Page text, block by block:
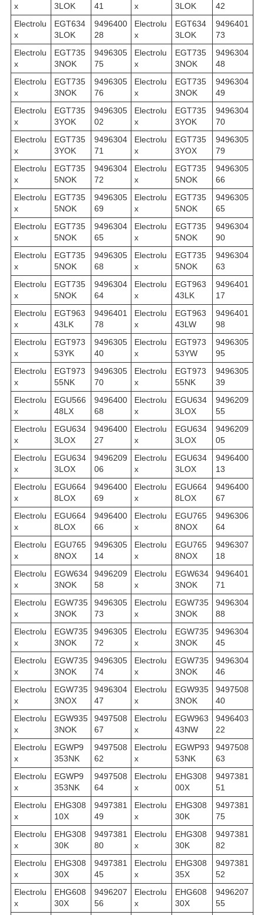
x
3LOK
41
x
3LOK
42
Electrolu
x
EGT634
3LOK
9496400
28
Electrolu
x
EGT634
3LOK
9496401
73
Electrolu
x
EGT735
3NOK
9496305
75
Electrolu
x
EGT735
3NOK
9496304
48
Electrolu
x
EGT735
3NOK
9496305
76
Electrolu
x
EGT735
3NOK
9496304
49
Electrolu
x
EGT735
3YOK
9496305
02
Electrolu
x
EGT735
3YOK
9496304
70
Electrolu
x
EGT735
3YOK
9496304
71
Electrolu
x
EGT735
3YOX
9496305
79
Electrolu
x
EGT735
5NOK
9496304
72
Electrolu
x
EGT735
5NOK
9496305
66
Electrolu
x
EGT735
5NOK
9496305
69
Electrolu
x
EGT735
5NOK
9496305
65
Electrolu
x
EGT735
5NOK
9496304
65
Electrolu
x
EGT735
5NOK
9496304
90
Electrolu
x
EGT735
5NOK
9496305
68
Electrolu
x
EGT735
5NOK
9496304
63
Electrolu
x
EGT735
5NOK
9496304
64
Electrolu
x
EGT963
43LK
9496401
17
Electrolu
x
EGT963
43LK
9496401
78
Electrolu
x
EGT963
43LW
9496401
98
Electrolu
x
EGT973
53YK
9496305
40
Electrolu
x
EGT973
53YW
9496305
95
Electrolu
x
EGT973
55NK
9496305
70
Electrolu
x
EGT973
55NK
9496305
39
Electrolu
x
EGU566
48LX
9496400
68
Electrolu
x
EGU634
3LOX
9496209
55
Electrolu
x
EGU634
3LOX
9496400
27
Electrolu
x
EGU634
3LOX
9496209
05
Electrolu
x
EGU634
3LOX
9496209
06
Electrolu
x
EGU634
3LOX
9496400
13
Electrolu
x
EGU664
8LOX
9496400
69
Electrolu
x
EGU664
8LOX
9496400
67
Electrolu
x
EGU664
8LOX
9496400
66
Electrolu
x
EGU765
8NOX
9496306
64
Electrolu
x
EGU765
8NOX
9496305
14
Electrolu
x
EGU765
8NOX
9496307
18
Electrolu
x
EGW634
3NOK
9496209
58
Electrolu
x
EGW634
3NOK
9496401
71
Electrolu
x
EGW735
3NOK
9496305
73
Electrolu
x
EGW735
3NOK
9496304
88
Electrolu
x
EGW735
3NOK
9496305
72
Electrolu
x
EGW735
3NOK
9496304
45
Electrolu
x
EGW735
3NOK
9496305
74
Electrolu
x
EGW735
3NOK
9496304
46
Electrolu
x
EGW735
3NOX
9496304
47
Electrolu
x
EGW935
3NOK
9497508
40
Electrolu
x
EGW935
3NOK
9497508
67
Electrolu
x
EGW963
43NW
9496403
22
Electrolu
x
EGWP9
353NK
9497508
62
Electrolu
x
EGWP93
53NK
9497508
63
Electrolu
x
EGWP9
353NK
9497508
64
Electrolu
x
EHG308
00X
9497381
51
Electrolu
x
EHG308
10X
9497381
49
Electrolu
x
EHG308
30K
9497381
75
Electrolu
x
EHG308
30K
9497381
80
Electrolu
x
EHG308
30K
9497381
82
Electrolu
x
EHG308
30X
9497381
45
Electrolu
x
EHG308
35X
9497381
52
Electrolu
x
EHG608
30X
9496207
56
Electrolu
x
EHG608
30X
9496207
55